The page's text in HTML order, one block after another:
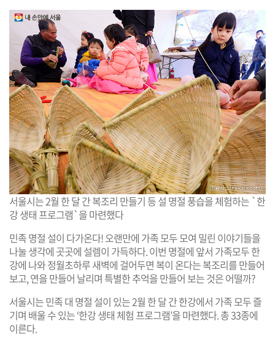
털 R
L
복
사
유
하
기
크
게
변
경
하
기
작
게
변
경
하
기
서울시는 2월 한 달 간 복조리 만들기 등 설 명절 풍습을 체험하는 `한
강 생태 프로그램`을 마련했다
민족 명절 설이 다가온다! 오랜만에 가족 모두 모여 밀린 이야기들을
나눌 생각에 곳곳에 설렘이 가득하다. 이번 명절에 앞서 가족모두 한
강에 나와 정월초하루 새벽에 걸어두면 복이 온다는 복조리를 만들어
보고, 연을 만들어 날리며 특별한 추억을 만들어 보는 것은 어떨까?
서울시는 민족 대 명절 설이 있는 2월 한 달 간 한강에서 가족 모두 즐
기며 배울 수 있는 ‘한강 생태 체험 프로그램’을 마련했다. 총 33종에
이른다.